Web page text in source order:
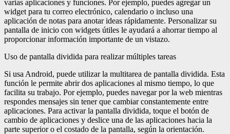
varias aplicaciones y funciones. Por ejemplo, puedes agregar un
widget para tu correo electrónico, calendario o incluso una
aplicación de notas para anotar ideas rápidamente. Personalizar su
pantalla de inicio con widgets útiles le ayudará a ahorrar tiempo al
proporcionar información importante de un vistazo.
Uso de pantalla dividida para realizar múltiples tareas
Si usa Android, puede utilizar la multitarea de pantalla dividida. Esta
función le permite abrir dos aplicaciones al mismo tiempo, lo que
facilita su trabajo. Por ejemplo, puedes navegar por la web mientras
respondes mensajes sin tener que cambiar constantemente entre
aplicaciones. Para activar la pantalla dividida, toque el botón de
cambio de aplicaciones y deslice una de las aplicaciones hacia la
parte superior o el costado de la pantalla, según la orientación.